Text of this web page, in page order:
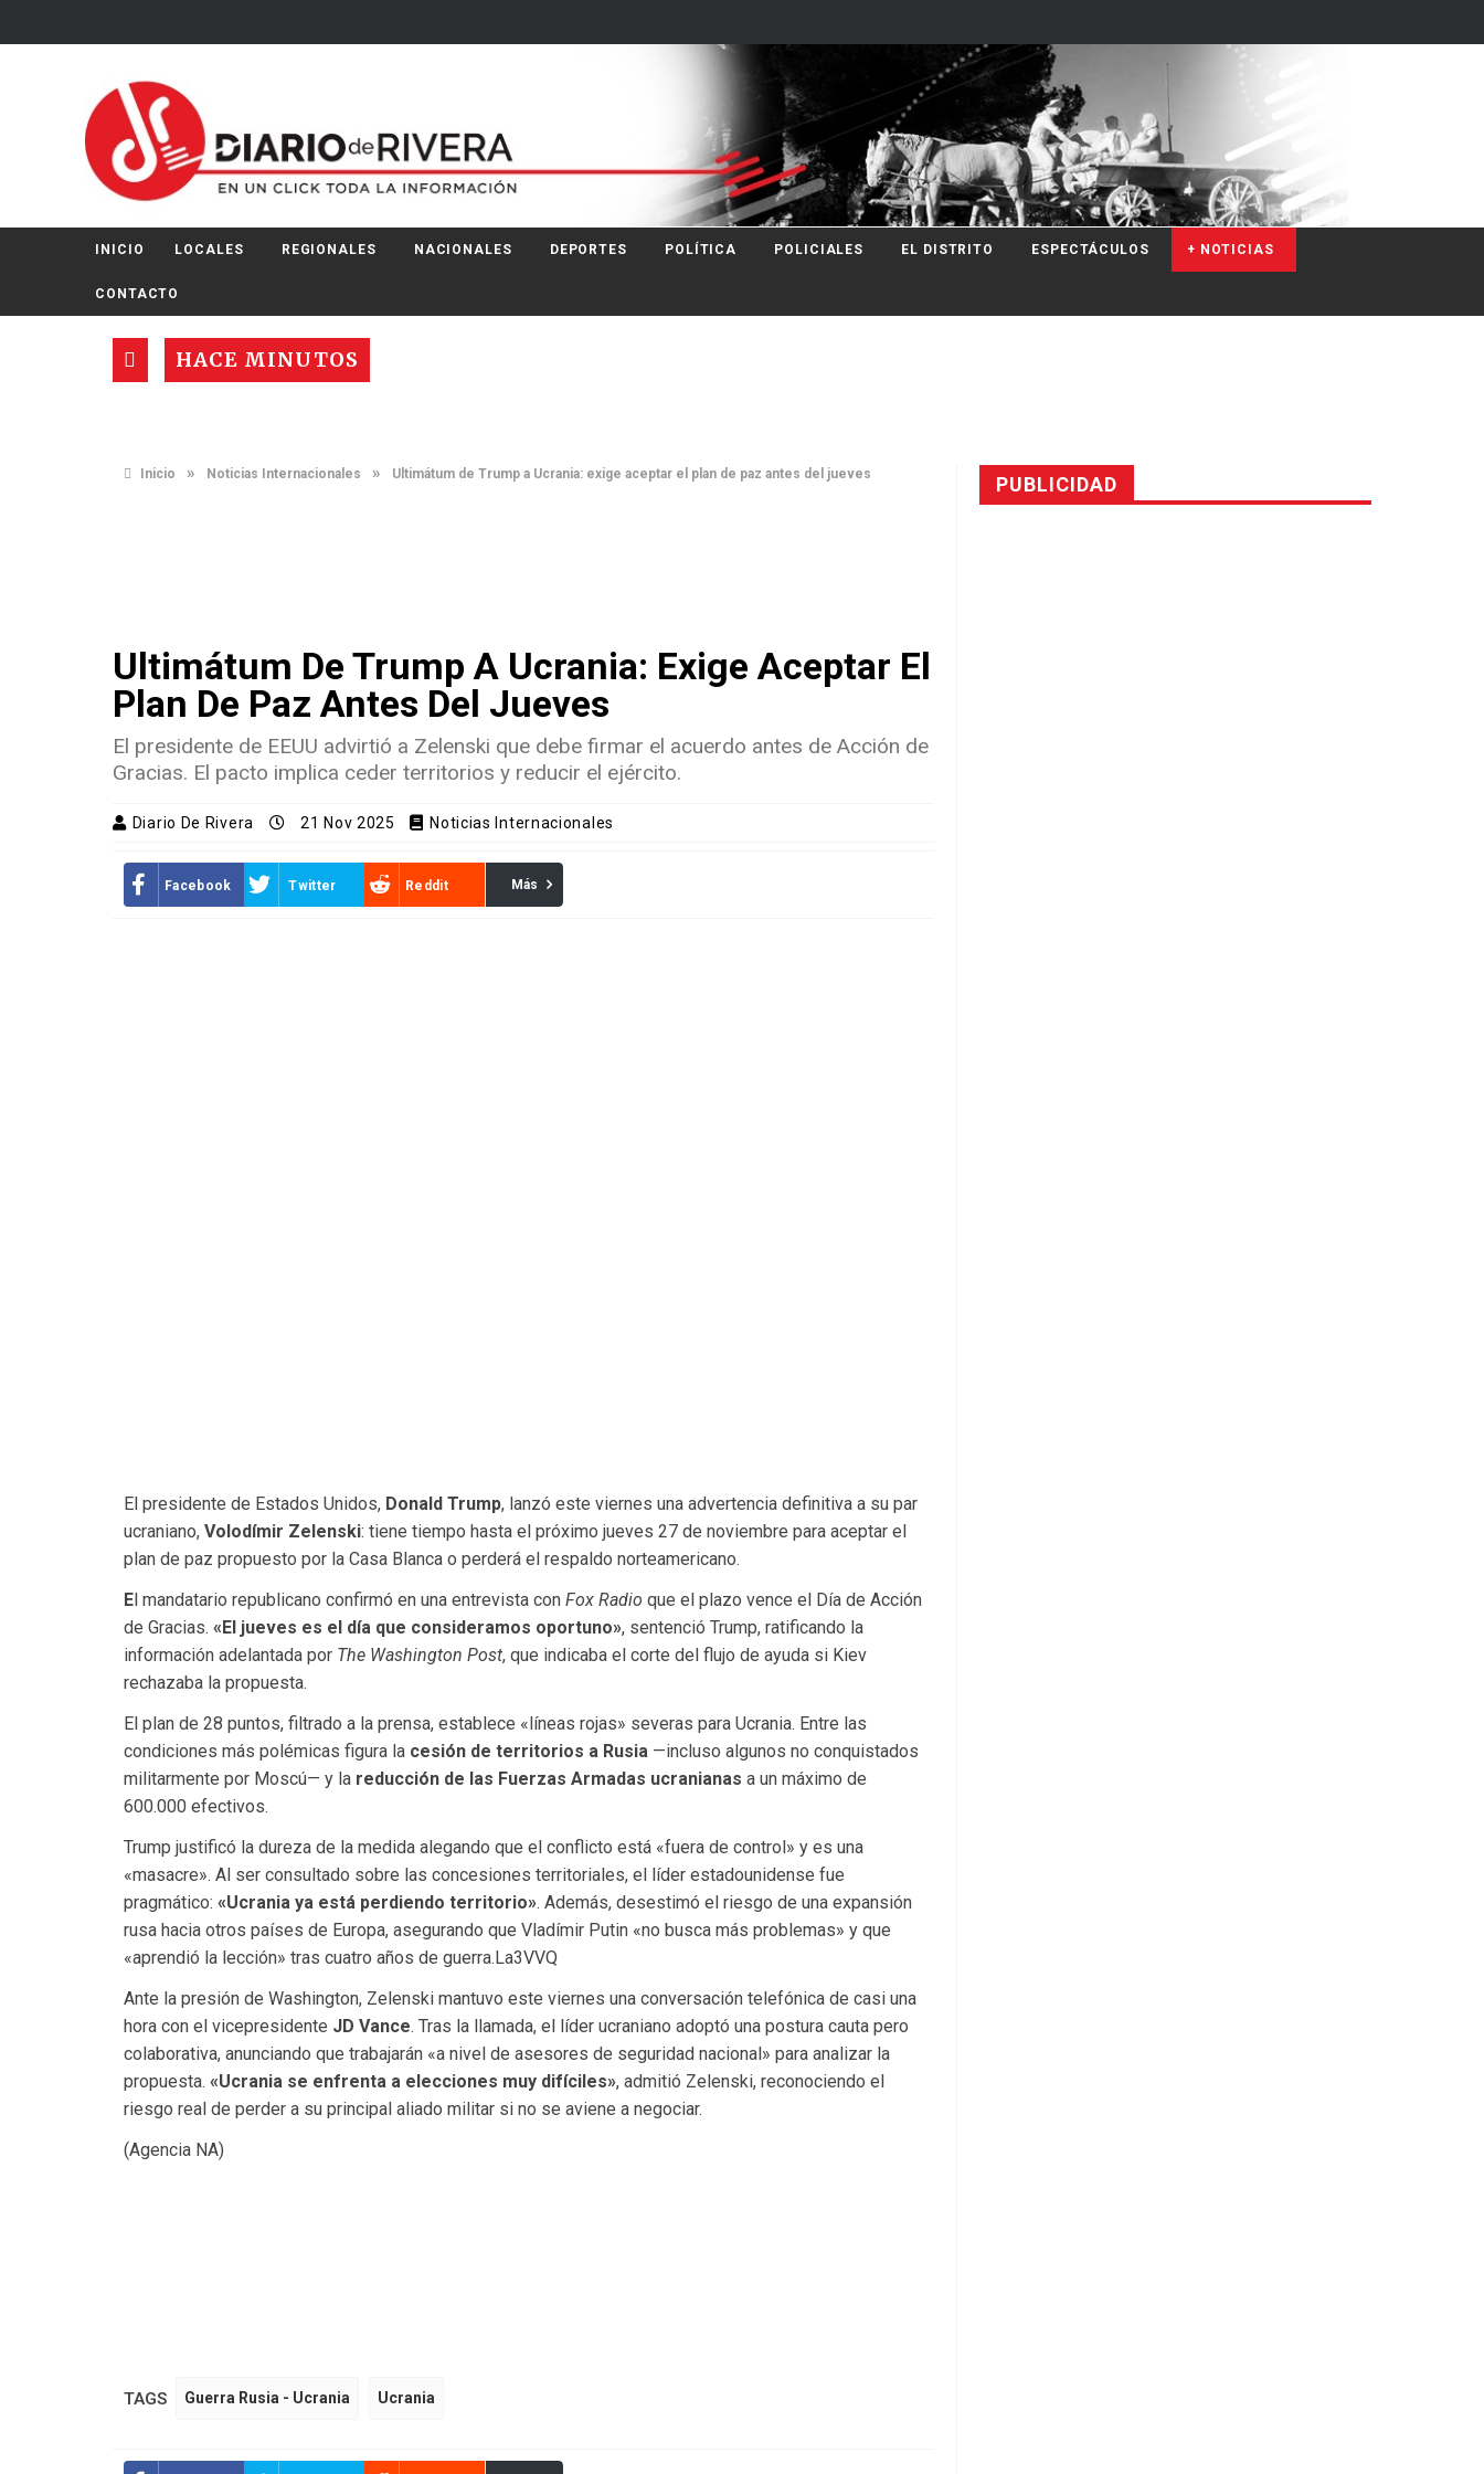
INICIO LOCALES REGIONALES NACIONALES DEPORTES POLÍTICA POLICIALES EL DISTRITO ESPECTÁCULOS + NOTICIAS
CONTACTO
HACE MINUTOS
Inicio » Noticias Internacionales » Ultimátum de Trump a Ucrania: exige aceptar el plan de paz antes del jueves
Ultimátum De Trump A Ucrania: Exige Aceptar El
Plan De Paz Antes Del Jueves
El presidente de EEUU advirtió a Zelenski que debe firmar el acuerdo antes de Acción de
Gracias. El pacto implica ceder territorios y reducir el ejército.
Diario De Rivera 21 Nov 2025 Noticias Internacionales
Facebook Twitter Reddit Más
El presidente de Estados Unidos, Donald Trump, lanzó este viernes una advertencia definitiva a su par
ucraniano, Volodímir Zelenski: tiene tiempo hasta el próximo jueves 27 de noviembre para aceptar el
plan de paz propuesto por la Casa Blanca o perderá el respaldo norteamericano.
El mandatario republicano confirmó en una entrevista con Fox Radio que el plazo vence el Día de Acción
de Gracias. «El jueves es el día que consideramos oportuno», sentenció Trump, ratificando la
información adelantada por The Washington Post, que indicaba el corte del flujo de ayuda si Kiev
rechazaba la propuesta.
El plan de 28 puntos, filtrado a la prensa, establece «líneas rojas» severas para Ucrania. Entre las
condiciones más polémicas figura la cesión de territorios a Rusia —incluso algunos no conquistados
militarmente por Moscú— y la reducción de las Fuerzas Armadas ucranianas a un máximo de
600.000 efectivos.
Trump justificó la dureza de la medida alegando que el conflicto está «fuera de control» y es una
«masacre». Al ser consultado sobre las concesiones territoriales, el líder estadounidense fue
pragmático: «Ucrania ya está perdiendo territorio». Además, desestimó el riesgo de una expansión
rusa hacia otros países de Europa, asegurando que Vladímir Putin «no busca más problemas» y que
«aprendió la lección» tras cuatro años de guerra.La3VVQ
Ante la presión de Washington, Zelenski mantuvo este viernes una conversación telefónica de casi una
hora con el vicepresidente JD Vance. Tras la llamada, el líder ucraniano adoptó una postura cauta pero
colaborativa, anunciando que trabajarán «a nivel de asesores de seguridad nacional» para analizar la
propuesta. «Ucrania se enfrenta a elecciones muy difíciles», admitió Zelenski, reconociendo el
riesgo real de perder a su principal aliado militar si no se aviene a negociar.
(Agencia NA)
TAGS Guerra Rusia - Ucrania Ucrania
PUBLICIDAD